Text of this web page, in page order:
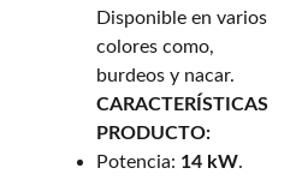
Disponible en varios
colores como,
burdeos y nacar.
CARACTERÍSTICAS
PRODUCTO:
Potencia: 14 kW.